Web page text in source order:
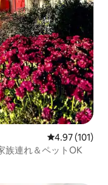
レビュー101
4.97 (101)
族連れ＆ペットOK